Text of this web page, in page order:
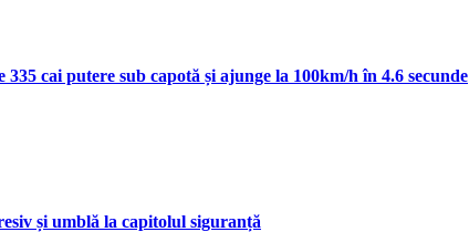
cai putere sub capotă și ajunge la 100km/h în 4.6 secunde
și umblă la capitolul siguranță